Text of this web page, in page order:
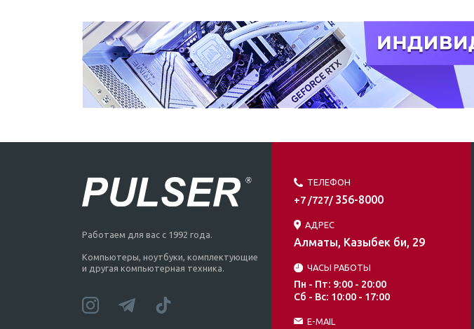
Работаем для вас с 1992 года.
Компьютеры, ноутбуки, комплектующие
и другая компьютерная техника.
ТЕЛЕФОН
+7 /727/ 356-8000
АДРЕС
Алматы, Казыбек би, 29
ЧАСЫ РАБОТЫ
Пн - Пт: 9:00 - 20:00
Сб - Вс: 10:00 - 17:00
E-MAIL